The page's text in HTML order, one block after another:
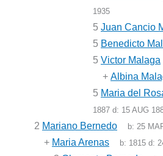
1935
5 Juan Cancio
5 Benedicto
5 Victor Malaga
+ Albina
5 Maria del
1887 d: 15 AUG
2 Mariano Bernedo b:25
+ Maria Arenas b: 1815 d: